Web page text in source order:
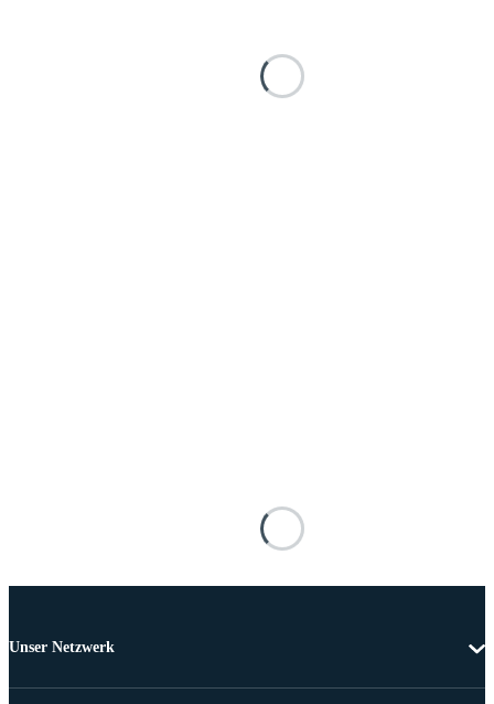
Unser Netzwerk